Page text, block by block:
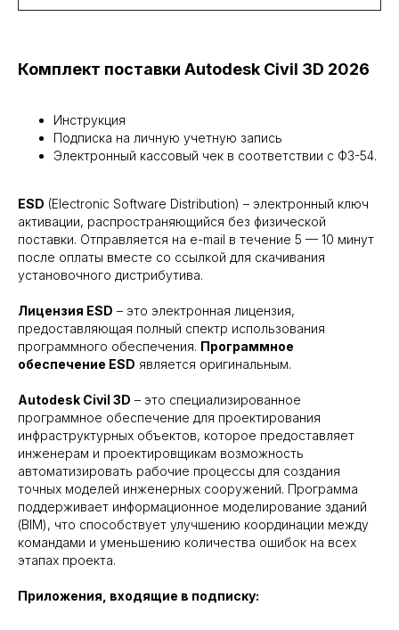
Комплект поставки Autodesk Civil 3D 2026
Инструкция
Подписка на личную учетную запись
Электронный кассовый чек в соответствии с ФЗ-54.
ESD (Electronic Software Distribution) – электронный ключ
активации, распространяющийся без физической
поставки. Отправляется на e-mail в течение 5 — 10 минут
после оплаты вместе со ссылкой для скачивания
установочного дистрибутива.
Лицензия ESD – это электронная лицензия,
предоставляющая полный спектр использования
программного обеспечения. Программное
обеспечение ESD является оригинальным.
Autodesk Civil 3D – это специализированное
программное обеспечение для проектирования
инфраструктурных объектов, которое предоставляет
инженерам и проектировщикам возможность
автоматизировать рабочие процессы для создания
точных моделей инженерных сооружений. Программа
поддерживает информационное моделирование зданий
(BIM), что способствует улучшению координации между
командами и уменьшению количества ошибок на всех
этапах проекта.
Приложения, входящие в подписку: